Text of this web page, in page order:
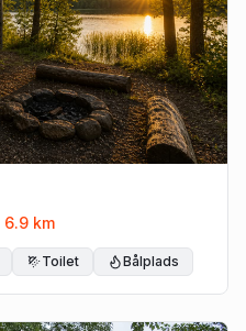
6.9 km
Toilet Bålplads